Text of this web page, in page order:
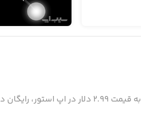
به قیمت ۲.۹۹ دلار در اپ استور، رایگان در سیب‌اپ!